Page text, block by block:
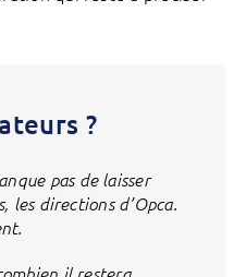
?
pas de laisser
les directions d’Opca.
il restera